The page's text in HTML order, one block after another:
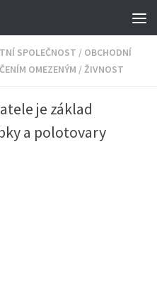
SPOLEČNOST / OBCHODNÍ
OMEZENÝM /ŽIVNOST
je základ
a polotovary